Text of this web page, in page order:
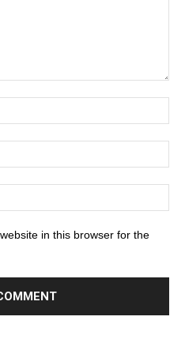
in this browser for the